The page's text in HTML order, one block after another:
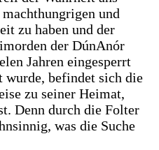
und
zu haben und der
der DúnAnór
Jahren eingesperrt
wurde, befindet sich die
zu seiner Heimat,
Denn durch die Folter
was die Suche